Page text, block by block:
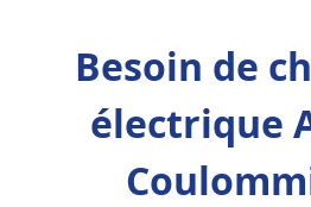
Besoin de
électrique